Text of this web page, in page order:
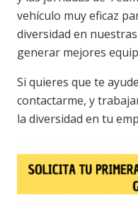
vehículo muy eficaz
diversidad en
generar mejores
Si quieres que te
contactarme, y
la diversidad en tu